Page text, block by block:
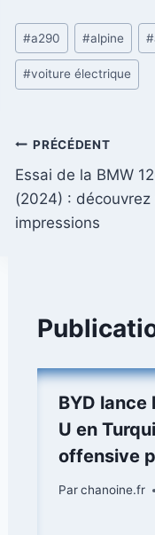
Étiquettes
de
la
#a290 #alpine #
#voiture électrique
Navigation
de
l’article
PRÉCÉDENT
Essai de la BMW
(2024) : découvrez
impressions
BYD lance
U en
offensive
Parchanoine.fr